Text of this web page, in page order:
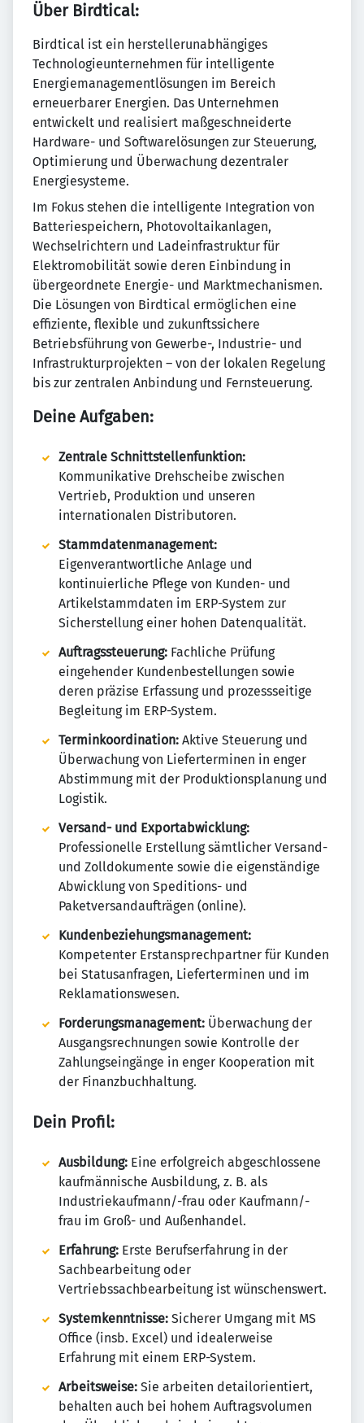
Über Birdtical:
Birdtical ist ein herstellerunabhängiges
Technologieunternehmen für intelligente
Energiemanagementlösungen im Bereich
erneuerbarer Energien. Das Unternehmen
entwickelt und realisiert maßgeschneiderte
Hardware- und Softwarelösungen zur Steuerung,
Optimierung und Überwachung dezentraler
Energiesysteme.
Im Fokus stehen die intelligente Integration von
Batteriespeichern, Photovoltaikanlagen,
Wechselrichtern und Ladeinfrastruktur für
Elektromobilität sowie deren Einbindung in
übergeordnete Energie- und Marktmechanismen.
Die Lösungen von Birdtical ermöglichen eine
effiziente, flexible und zukunftssichere
Betriebsführung von Gewerbe-, Industrie- und
Infrastrukturprojekten – von der lokalen Regelung
bis zur zentralen Anbindung und Fernsteuerung.
Deine Aufgaben:
Zentrale Schnittstellenfunktion:
Kommunikative Drehscheibe zwischen
Vertrieb, Produktion und unseren
internationalen Distributoren.
Stammdatenmanagement:
Eigenverantwortliche Anlage und
kontinuierliche Pflege von Kunden- und
Artikelstammdaten im ERP-System zur
Sicherstellung einer hohen Datenqualität.
Auftragssteuerung: Fachliche Prüfung
eingehender Kundenbestellungen sowie
deren präzise Erfassung und prozessseitige
Begleitung im ERP-System.
Terminkoordination: Aktive Steuerung und
Überwachung von Lieferterminen in enger
Abstimmung mit der Produktionsplanung und
Logistik.
Versand- und Exportabwicklung:
Professionelle Erstellung sämtlicher Versand-
und Zolldokumente sowie die eigenständige
Abwicklung von Speditions- und
Paketversandaufträgen (online).
Kundenbeziehungsmanagement:
Kompetenter Erstansprechpartner für Kunden
bei Statusanfragen, Lieferterminen und im
Reklamationswesen.
Forderungsmanagement: Überwachung der
Ausgangsrechnungen sowie Kontrolle der
Zahlungseingänge in enger Kooperation mit
der Finanzbuchhaltung.
Dein Profil:
Ausbildung: Eine erfolgreich abgeschlossene
kaufmännische Ausbildung, z. B. als
Industriekaufmann/-frau oder Kaufmann/-
frau im Groß- und Außenhandel.
Erfahrung: Erste Berufserfahrung in der
Sachbearbeitung oder
Vertriebssachbearbeitung ist wünschenswert.
Systemkenntnisse: Sicherer Umgang mit MS
Office (insb. Excel) und idealerweise
Erfahrung mit einem ERP-System.
Arbeitsweise: Sie arbeiten detailorientiert,
behalten auch bei hohem Auftragsvolumen